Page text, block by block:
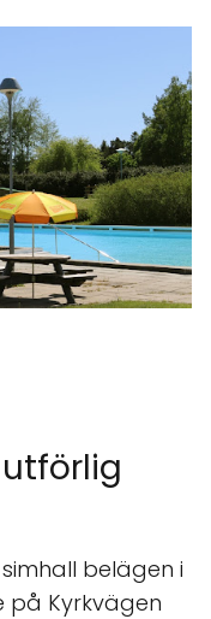
belägen i
på Kyrkvägen